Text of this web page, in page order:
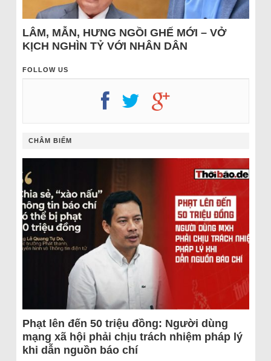
LÂM, MẪN, HƯNG NGỒI GHẾ MỚI – VỞ
KỊCH NGHÌN TỶ VỚI NHÂN DÂN
FOLLOW US
CHÂM BIẾM
Phạt lên đến 50 triệu đồng: Người dùng
mạng xã hội phải chịu trách nhiệm pháp lý
khi dẫn nguồn báo chí